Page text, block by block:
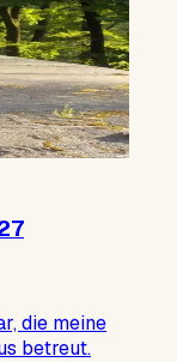
die meine
betreut.